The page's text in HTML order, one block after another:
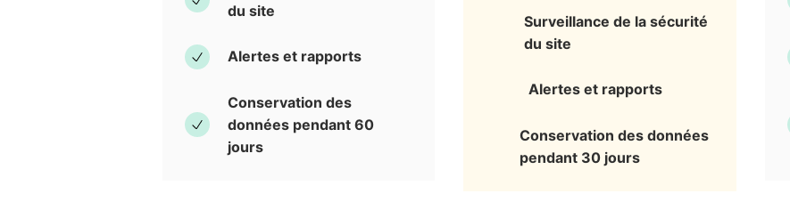
du site
Alertes et rapports
Conservation des
données pendant 60
jours
Surveillance de la sécurité
du site
Alertes et rapports
Conservation des données
pendant 30 jours